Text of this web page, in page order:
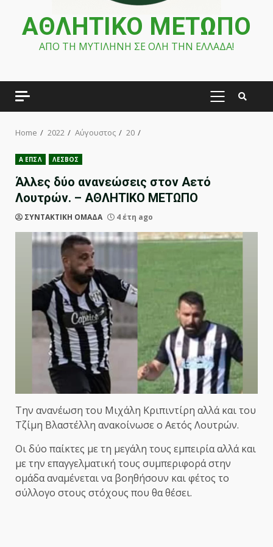
ΑΘΛΗΤΙΚΟ ΜΕΤΩΠΟ
ΑΠΟ ΤΗ ΜΥΤΙΛΗΝΗ ΣΕ ΟΛΗ ΤΗΝ ΕΛΛΑΔΑ!
PRIMARY
Home 2022 Αύγουστος 20
Α ΕΠΣΛ ΛΕΣΒΟΣ
Άλλες δύο ανανεώσεις στον Αετό
Λουτρών. – ΑΘΛΗΤΙΚΟ ΜΕΤΩΠΟ
ΣΥΝΤΑΚΤΙΚΗ ΟΜΑΔΑ 4 έτη ago
Την ανανέωση του Μιχάλη Κριπιντίρη αλλά και του
Τζίμη Βλαστέλλη ανακοίνωσε ο Αετός Λουτρών.
Οι δύο παίκτες με τη μεγάλη τους εμπειρία αλλά και
με την επαγγελματική τους συμπεριφορά στην
ομάδα αναμένεται να βοηθήσουν και φέτος το
σύλλογο στους στόχους που θα θέσει.